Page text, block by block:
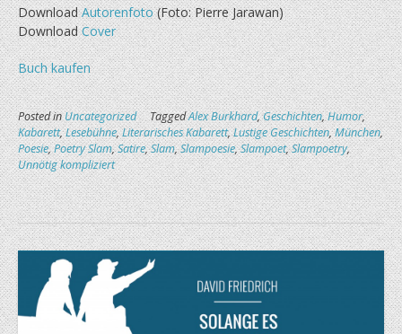
DownloadAutorenfoto(Foto: Pierre Jarawan)
DownloadCover
Buch kaufen
Posted inUncategorized TaggedAlex Burkhard,Geschichten,Humor,
Kabarett,Lesebühne,Literarisches Kabarett,Lustige Geschichten,München,
Poesie,Poetry Slam,Satire,Slam,Slampoesie,Slampoet,Slampoetry,
Unnötig kompliziert